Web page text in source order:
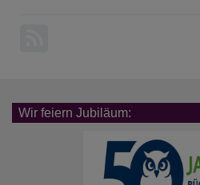
Wir feiern Jubiläum: